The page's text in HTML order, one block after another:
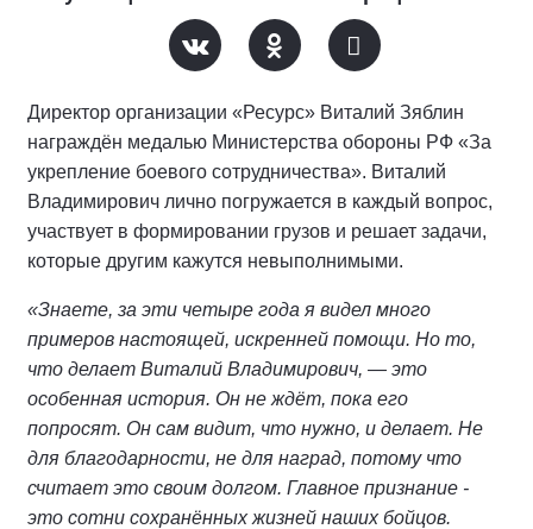
Директор организации «Ресурс» Виталий Зяблин
награждён медалью Министерства обороны РФ «За
укрепление боевого сотрудничества». Виталий
Владимирович лично погружается в каждый вопрос,
участвует в формировании грузов и решает задачи,
которые другим кажутся невыполнимыми.
«Знаете, за эти четыре года я видел много
примеров настоящей, искренней помощи. Но то,
что делает Виталий Владимирович, — это
особенная история. Он не ждёт, пока его
попросят. Он сам видит, что нужно, и делает. Не
для благодарности, не для наград, потому что
считает это своим долгом. Главное признание -
это сотни сохранённых жизней наших бойцов.